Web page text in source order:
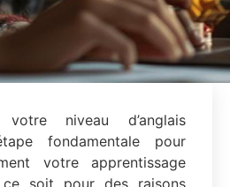
votre niveau d’anglais
fondamentale pour
votre apprentissage